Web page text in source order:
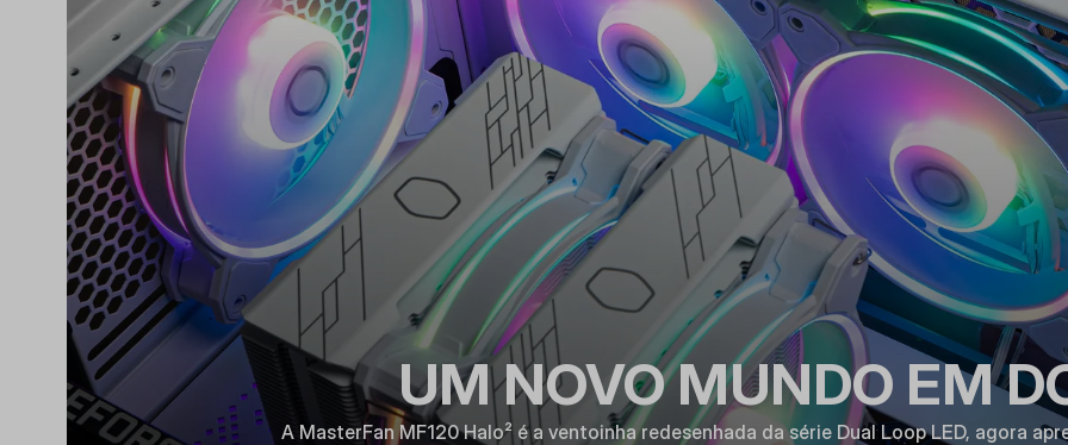
UM NOVO MUNDO EM
A MasterFan MF120 Halo² é a ventoinha redesenhada da série Dual Loop LED, agora